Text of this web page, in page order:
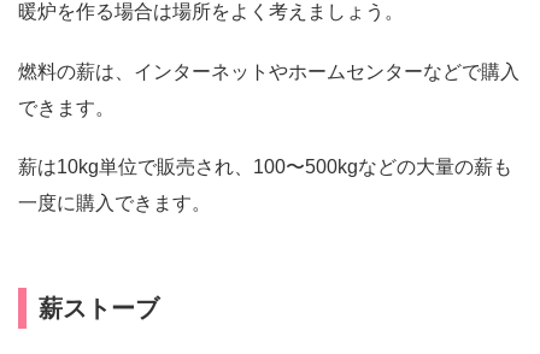
暖炉を作る場合は場所をよく考えましょう。
燃料の薪は、インターネットやホームセンターなどで購入
できます。
薪は10kg単位で販売され、100〜500kgなどの大量の薪も
一度に購入できます。
薪ストーブ